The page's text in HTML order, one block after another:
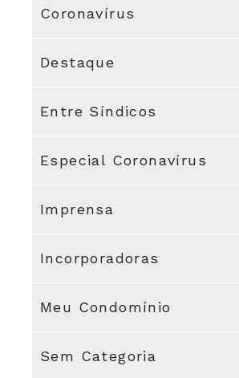
Coronavírus
Destaque
Entre Síndicos
Especial Coronavírus
Imprensa
Incorporadoras
Meu Condomínio
Sem Categoria